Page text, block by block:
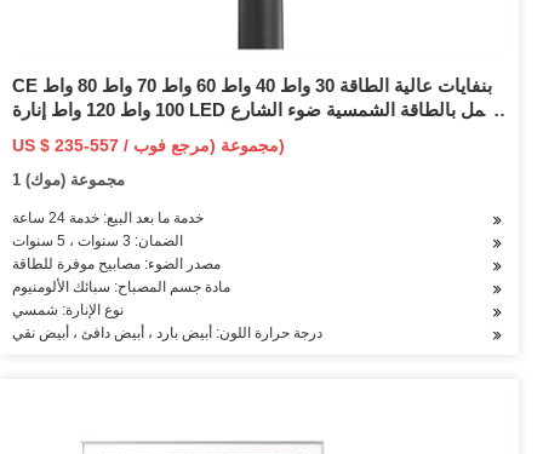
CE بنفايات عالية الطاقة 30 واط 40 واط 60 واط 70 واط 80 واط
100 واط 120 واط إنارة LED تعمل بالطاقة الشمسية ضوء الشارع
US $ 235-557 / مجموعة (مرجع فوب)
1 مجموعة (موك)
خدمة ما بعد البيع: خدمة 24 ساعة
الضمان: 3 سنوات ، 5 سنوات
مصدر الضوء: مصابيح موفرة للطاقة
مادة جسم المصباح: سبائك الألومنيوم
نوع الإنارة: شمسي
درجة حرارة اللون: أبيض بارد ، أبيض دافئ ، أبيض نقي